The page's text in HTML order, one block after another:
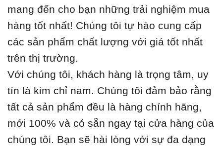
mang đến cho bạn những trải nghiệm mua
hàng tốt nhất! Chúng tôi tự hào cung cấp
các sản phẩm chất lượng với giá tốt nhất
trên thị trường.
Với chúng tôi, khách hàng là trọng tâm, uy
tín là kim chỉ nam. Chúng tôi đảm bảo rằng
tất cả sản phẩm đều là hàng chính hãng,
mới 100% và có sẵn ngay tại cửa hàng của
chúng tôi. Bạn sẽ hài lòng với sự đa dạng